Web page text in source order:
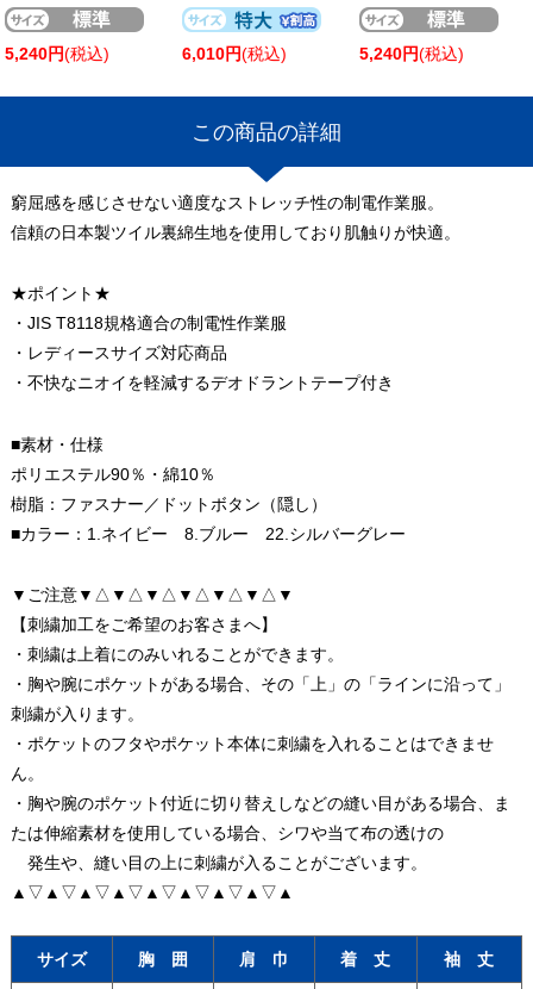
5,240円(税込) 6,010円(税込) 5,240円(税込)
この商品の詳細
窮屈感を感じさせない適度なストレッチ性の制電作業服。
信頼の日本製ツイル裏綿生地を使用しており肌触りが快適。
★ポイント★
・JIS T8118規格適合の制電性作業服
・レディースサイズ対応商品
・不快なニオイを軽減するデオドラントテープ付き
■素材・仕様
ポリエステル90％・綿10％
樹脂：ファスナー／ドットボタン（隠し）
■カラー：1.ネイビー 8.ブルー 22.シルバーグレー
▼ご注意▼△▼△▼△▼△▼△▼△▼
【刺繍加工をご希望のお客さまへ】
・刺繍は上着にのみいれることができます。
・胸や腕にポケットがある場合、その「上」の「ラインに沿って」
刺繍が入ります。
・ポケットのフタやポケット本体に刺繍を入れることはできませ
ん。
・胸や腕のポケット付近に切り替えしなどの縫い目がある場合、ま
たは伸縮素材を使用している場合、シワや当て布の透けの
発生や、縫い目の上に刺繍が入ることがございます。
▲▽▲▽▲▽▲▽▲▽▲▽▲▽▲▽▲
サイズ 胸 囲 肩 巾 着 丈 袖 丈